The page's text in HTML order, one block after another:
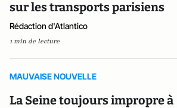
sur les transports parisiens
Rédaction d'Atlantico
1 min de lecture
MAUVAISE NOUVELLE
La Seine toujours impropre à